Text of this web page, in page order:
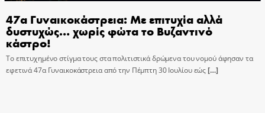
47α Γυναικοκάστρεια: Με επιτυχία αλλά
δυστυχώς… χωρίς φώτα το Βυζαντινό
κάστρο!
Το επιτυχημένο στίγμα τους στα πολιτιστικά δρώμενα του νομού άφησαν τα
εφετινά 47α Γυναικοκάστρεια από την Πέμπτη 30 Ιουλίου εώς[…]